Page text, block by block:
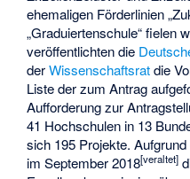
ehemaligen Förderlinien
„Graduiertenschule“ fielen
veröffentlichten die
derWissenschaftsratdie
Liste der zum Antrag
Aufforderung zur
41 Hochschulen in 13
sich 195 Projekte.
im September 2018[veraltet]